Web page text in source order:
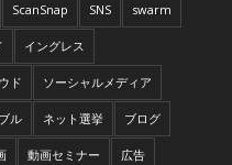
ScanSnap SNS swarm
イングレス
ド ソーシャルメディア
ル ネット選挙 ブログ
動画セミナー 広告